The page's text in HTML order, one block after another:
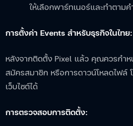
ให้เลือกพาร์ทเนอร์และทำตาม
การตั้งค่า Events สำหรับธุรกิจในไทย:
หลังจากติดตั้ง Pixel แล้ว คุณควรกำ
สมัครสมาชิก หรือการดาวน์โหลดไฟล์
เว็บไซต์ได้
การตรวจสอบการติดตั้ง: